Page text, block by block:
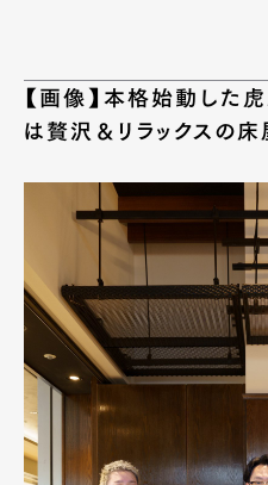
【画像】本格始動した
は贅沢＆リラックスの床